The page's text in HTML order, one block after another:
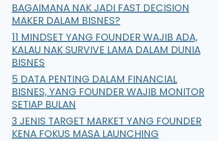
BAGAIMANA NAK JADI FAST DECISION
MAKER DALAM BISNES?
11 MINDSET YANG FOUNDER WAJIB ADA,
KALAU NAK SURVIVE LAMA DALAM DUNIA
BISNES
5 DATA PENTING DALAM FINANCIAL
BISNES, YANG FOUNDER WAJIB MONITOR
SETIAP BULAN
3 JENIS TARGET MARKET YANG FOUNDER
KENA FOKUS MASA LAUNCHING